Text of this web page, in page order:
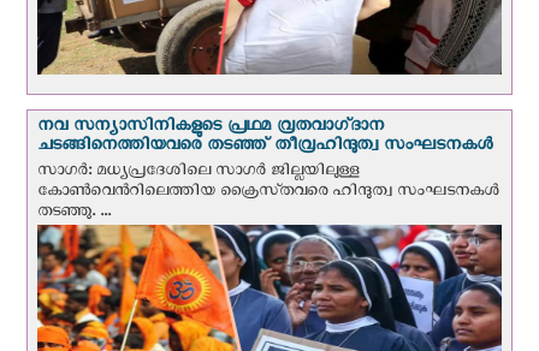
നവ സന്യാസിനികളുടെ പ്രഥമ വ്രതവാഗ്‌ദാന
ചടങ്ങിനെത്തിയവരെ തടഞ്ഞ് തീവ്രഹിന്ദുത്വ സംഘടനകള്‍
സാഗർ: മധ്യപ്രദേശിലെ സാഗർ ജില്ലയിലുള്ള
കോൺവെന്‍റിലെത്തിയ ക്രൈസ്‌തവരെ ഹിന്ദുത്വ സംഘടനകൾ
തടഞ്ഞു. ...